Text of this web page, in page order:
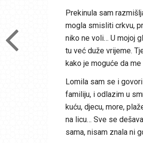
Prekinula sam
mogla smisliti crkvu,
niko ne voli… U mojoj
tu već duže vrijeme.
kako je moguće da
Lomila sam se i
familiju, i odlazim u
kuću, djecu, more,
na licu… Sve se
sama, nisam znala ni